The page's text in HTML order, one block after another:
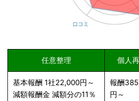
任意整理 個人
基本報酬 1社22,000円～
減額報酬金 減額分の11％
報酬
円～